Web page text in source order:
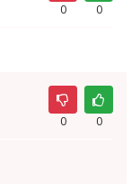
0 0
0 0